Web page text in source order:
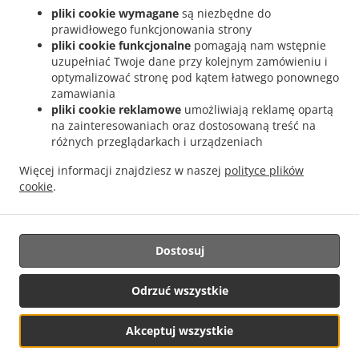
pliki cookie wymagane są niezbędne do
prawidłowego funkcjonowania strony
pliki cookie funkcjonalne pomagają nam wstępnie
uzupełniać Twoje dane przy kolejnym zamówieniu i
optymalizować stronę pod kątem łatwego ponownego
zamawiania
pliki cookie reklamowe umożliwiają reklamę opartą
na zainteresowaniach oraz dostosowaną treść na
różnych przeglądarkach i urządzeniach
Więcej informacji znajdziesz w naszej polityce plików
cookie.
Akceptuj wszystkie
Odrzuć wszystkie
Dostosuj
Dostawa Azjatycki jedzenia Katowice Kochłowice . Dostawa Azjatycki jedzenia
. Dostawa Azjatycki jedzenia Chorzów Józefowiec
Dostawa Azjatycki
jedzenia Chorzów Silesia Park
. Dostawa Azjatycki jedzenia Chorzów Chorzów Stary
Dostawa Azjatycki jedzenia Chorzów Centrum . Dostawa Azjatycki jedzenia Chorzów
Chorzów Batory . Dostawa Azjatycki jedzenia Chorzów Klimzowiec
jedzenia Chorzów Chorzów II
. Dostawa Azjatycki jedzenia Chorzów Os. Ruchu
Dostawa Azjatycki jedzenia Chorzów Bytków
Dostawa Azjatycki jedzenia Chorzów
Dostawa Azjatycki jedzenia Siemianowice Śląskie Wełnowiec . Dostawa Azjatycki
. .
Dostawa Azjatycki jedzenia Mysłowice .
Dostawa Azjatycki jedzenia Ruda Śląska
Dostawa Azjatycki jedzenia Ruda Śląska
Będzin
. . Usługa Owoce morza dostawy
. Takeaway food delivery